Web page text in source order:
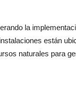
la
están
naturales para